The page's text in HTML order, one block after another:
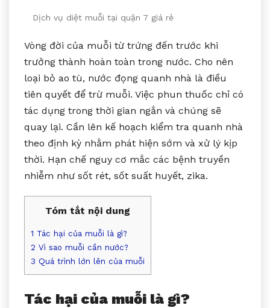
Dịch vụ diệt muỗi tại quận 7 giá rẻ
Vòng đời của muỗi từ trứng đến trước khi
trưởng thành hoàn toàn trong nước. Cho nên
loại bỏ ao tù, nước đọng quanh nhà là điều
tiên quyết để trừ muỗi. Việc phun thuốc chỉ có
tác dụng trong thời gian ngắn và chúng sẽ
quay lại. Cần lên kế hoạch kiểm tra quanh nhà
theo định kỳ nhằm phát hiện sớm và xử lý kịp
thời. Hạn chế nguy cơ mắc các bệnh truyền
nhiễm như sốt rét, sốt suất huyết, zika.
Tóm tắt nội dung
1 Tác hại của muỗi là gì?
2 Vì sao muỗi cần nước?
3 Quá trình lớn lên của muỗi
Tác hại của muỗi là gì?